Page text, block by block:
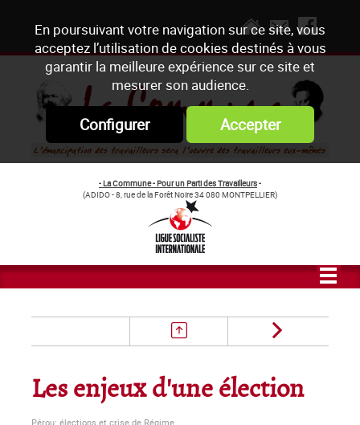
En poursuivant votre navigation sur ce site, vous
acceptez l’utilisation de cookies destinés à vous
garantir la meilleure expérience sur ce site et
mesurer son audience.
Configurer Accepter
- La Commune - Pour un Parti des Travailleurs-
(ADIDO - 8, rue de la Forêt Noire 34 080 MONTPELLIER)
Les enjeux d'une élection
Pérou: élections et crise de Régime